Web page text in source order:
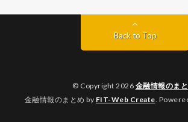
Back to Top
© Copyright 2026 金融情報のま
金融情報のまとめ by FIT-Web Create .